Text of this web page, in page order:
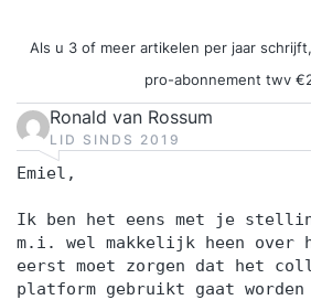
Als u 3 of meer artikelen per jaar
pro-abonnement twv
Ronald van Rossum
LID SINDS 2019
Emiel,
Ik ben het eens met je
m.i. wel makkelijk heen
eerst moet zorgen dat het
platform gebruikt gaat worden